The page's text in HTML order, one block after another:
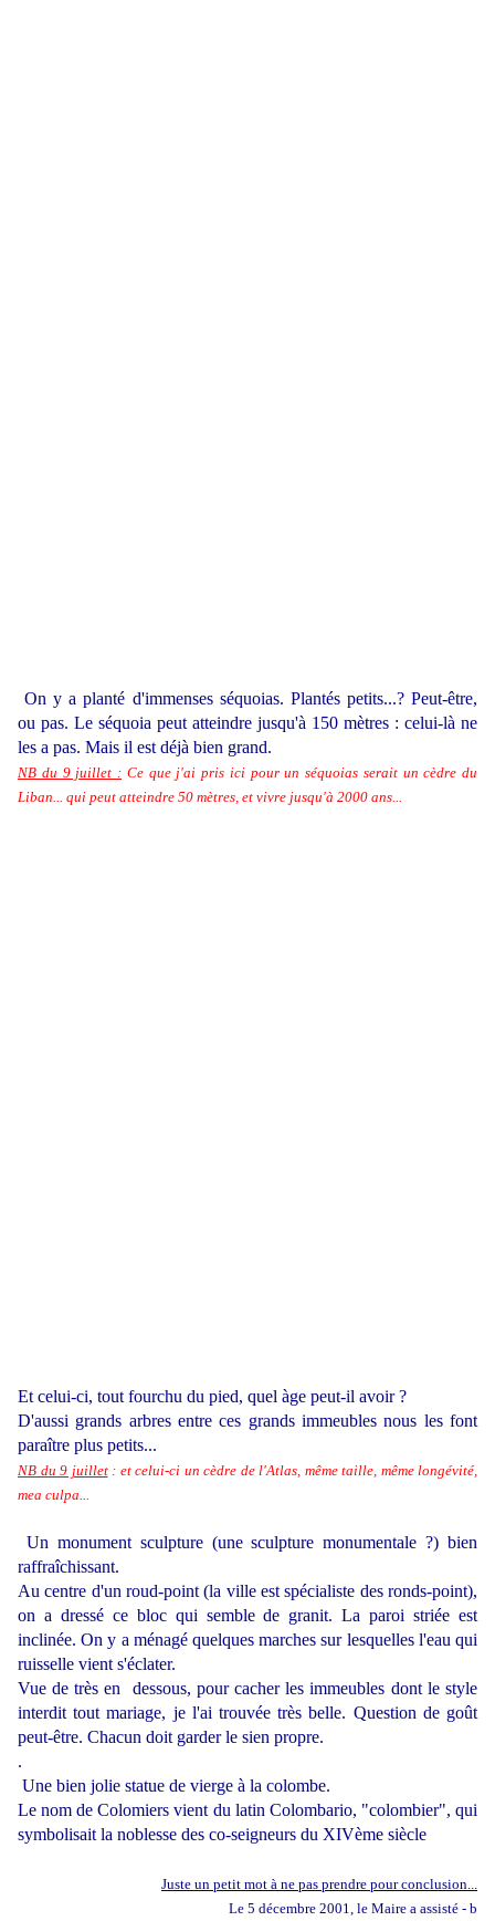
On y a planté d'immenses séquoias. Plantés petits...? Peut-être,
ou pas. Le séquoia peut atteindre jusqu'à 150 mètres : celui-là ne
les a pas. Mais il est déjà bien grand.
NB du 9 juillet : Ce que j'ai pris ici pour un séquoias serait un cèdre du
Liban... qui peut atteindre 50 mètres, et vivre jusqu'à 2000 ans...
Et celui-ci, tout fourchu du pied, quel àge peut-il avoir ?
D'aussi grands arbres entre ces grands immeubles nous les font
paraître plus petits...
NB du 9 juillet: et celui-ci un cèdre de l'Atlas, même taille, même longévité,
mea culpa...
Un monument sculpture (une sculpture monumentale ?) bien
raffraîchissant.
Au centre d'un roud-point (la ville est spécialiste des ronds-point),
on a dressé ce bloc qui semble de granit. La paroi striée est
inclinée. On y a ménagé quelques marches sur lesquelles l'eau qui
ruisselle vient s'éclater.
Vue de très en dessous, pour cacher les immeubles dont le style
interdit tout mariage, je l'ai trouvée très belle. Question de goût
peut-être. Chacun doit garder le sien propre.
.
Une bien jolie statue de vierge à la colombe.
Le nom de Colomiers vient du latin Colombario, "colombier", qui
symbolisait la noblesse des co-seigneurs du XIVème siècle
Juste un petit mot à ne pas prendre pour conclusion...
Le 5 décembre 2001, le Maire a assisté - b